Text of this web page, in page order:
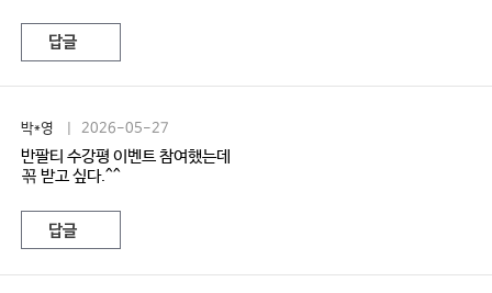
답글
박*영 | 2026-05-27
반팔티 수강평 이벤트 참여했는데
꼮 받고 싶다.^^
답글